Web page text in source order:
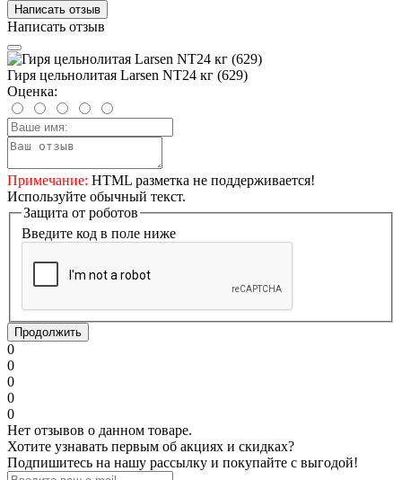
Написать отзыв
Написать отзыв
Гиря цельнолитая Larsen NT24 кг (629)
Оценка:
Примечание: HTML разметка не поддерживается!
Используйте обычный текст.
Защита от роботов
Введите код в поле ниже
Продолжить
0
0
0
0
0
Нет отзывов о данном товаре.
Хотите узнавать первым об акциях и скидках?
Подпишитесь на нашу рассылку и покупайте с выгодой!